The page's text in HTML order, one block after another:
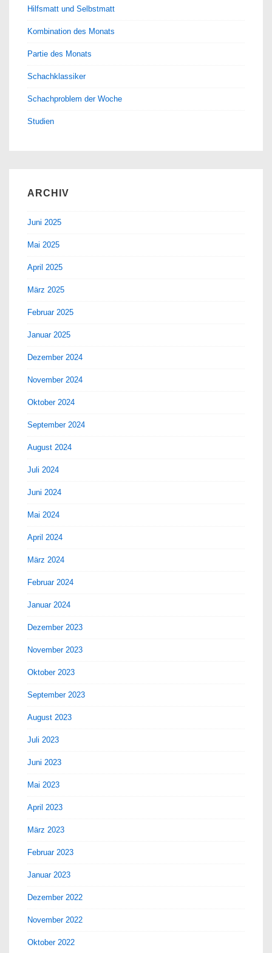
Hilfsmatt und Selbstmatt
Kombination des Monats
Partie des Monats
Schachklassiker
Schachproblem der Woche
Studien
ARCHIV
Juni 2025
Mai 2025
April 2025
März 2025
Februar 2025
Januar 2025
Dezember 2024
November 2024
Oktober 2024
September 2024
August 2024
Juli 2024
Juni 2024
Mai 2024
April 2024
März 2024
Februar 2024
Januar 2024
Dezember 2023
November 2023
Oktober 2023
September 2023
August 2023
Juli 2023
Juni 2023
Mai 2023
April 2023
März 2023
Februar 2023
Januar 2023
Dezember 2022
November 2022
Oktober 2022